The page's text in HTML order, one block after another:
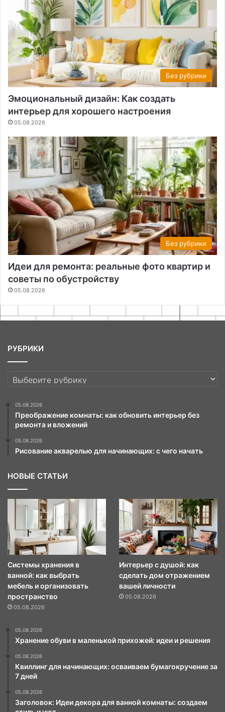
Без рубрики
Эмоциональный дизайн: Как создать
интерьер для хорошего настроения
05.08.2026
Без рубрики
Идеи для ремонта: реальные фото квартир и
советы по обустройству
05.08.2026
РУБРИКИ
РУБРИКИ
05.08.2026
Преображение комнаты: как обновить интерьер без
ремонта и вложений
05.08.2026
Рисование акварелью для начинающих: с чего начать
НОВЫЕ СТАТЬИ
Системы хранения в
ванной: как выбрать
мебель и организовать
пространство
05.08.2026
Интерьер с душой: как
сделать дом отражением
вашей личности
05.08.2026
05.08.2026
Хранение обуви в маленькой прихожей: идеи и решения
05.08.2026
Квиллинг для начинающих: осваиваем бумагокручение за
7 дней
05.08.2026
Заголовок: Идеи декора для ванной комнаты: создаем